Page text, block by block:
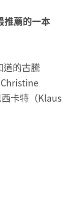
推薦的一本
道的古騰
卡特（Klaus